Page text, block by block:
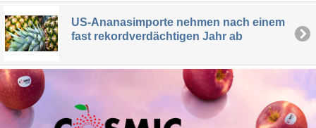
US-Ananasimporte nehmen nach einem
fast rekordverdächtigen Jahr ab